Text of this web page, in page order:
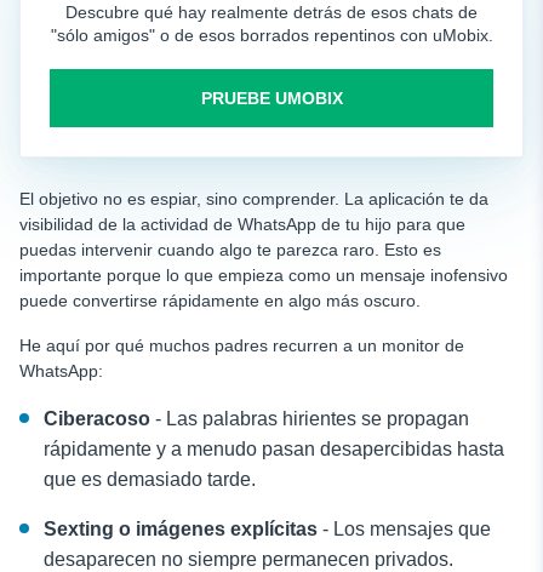
Descubre qué hay realmente detrás de esos chats de
"sólo amigos" o de esos borrados repentinos con uMobix.
PRUEBE UMOBIX
El objetivo no es espiar, sino comprender. La aplicación te da
visibilidad de la actividad de WhatsApp de tu hijo para que
puedas intervenir cuando algo te parezca raro. Esto es
importante porque lo que empieza como un mensaje inofensivo
puede convertirse rápidamente en algo más oscuro.
He aquí por qué muchos padres recurren a un monitor de
WhatsApp:
Ciberacoso - Las palabras hirientes se propagan
rápidamente y a menudo pasan desapercibidas hasta
que es demasiado tarde.
Sexting o imágenes explícitas - Los mensajes que
desaparecen no siempre permanecen privados.